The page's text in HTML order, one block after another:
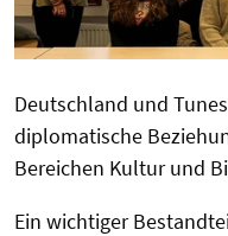
Deutschland und
diplomatische
Bereichen Kultur und
Ein wichtiger